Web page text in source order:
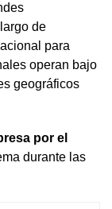
de
para
operan bajo
geográficos
por el
durante las